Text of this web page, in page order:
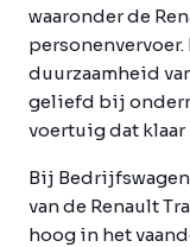
waaronder de
duurzaamheid
geliefd bij
voertuig dat
Bij
van de Renault
hoog in het